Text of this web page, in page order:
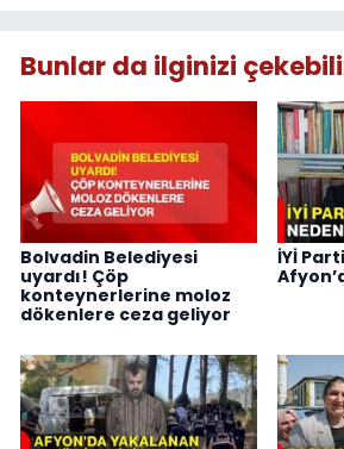
Bunlar da ilginizi
Bolvadin Belediyesi
uyardı! Çöp
konteynerlerine moloz
dökenlere ceza geliyor
İYİ